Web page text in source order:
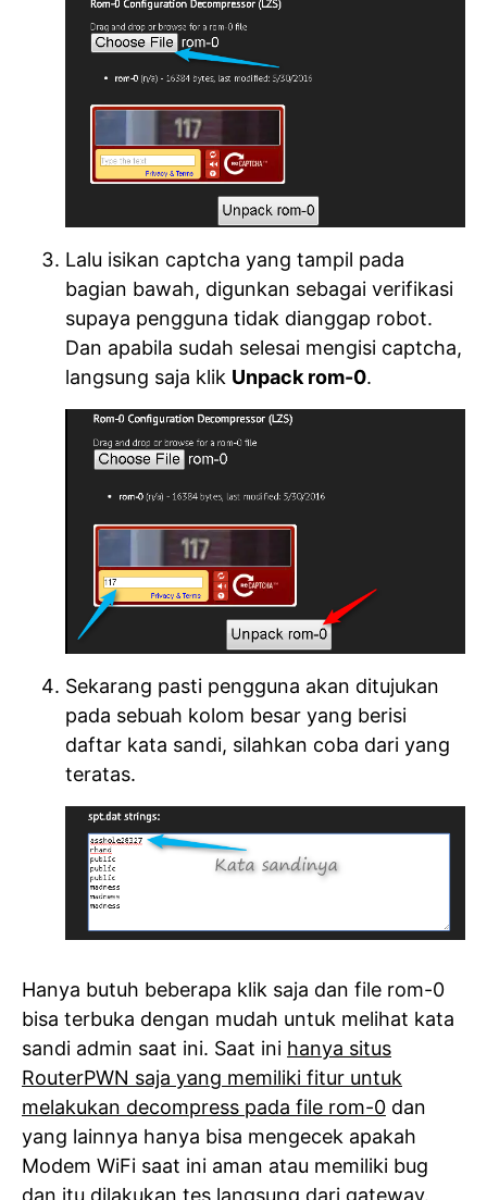
Lalu isikan captcha yang tampil pada
bagian bawah, digunkan sebagai verifikasi
supaya pengguna tidak dianggap robot.
Dan apabila sudah selesai mengisi captcha,
langsung saja klik Unpack rom-0.
Sekarang pasti pengguna akan ditujukan
pada sebuah kolom besar yang berisi
daftar kata sandi, silahkan coba dari yang
teratas.
Hanya butuh beberapa klik saja dan file rom-0
bisa terbuka dengan mudah untuk melihat kata
sandi admin saat ini. Saat ini hanya situs
RouterPWN saja yang memiliki fitur untuk
melakukan decompress pada file rom-0 dan
yang lainnya hanya bisa mengecek apakah
Modem WiFi saat ini aman atau memiliki bug
dan itu dilakukan tes langsung dari gateway.